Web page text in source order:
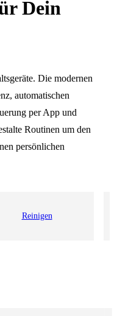
Dein
Die modernen
automatischen
per App und
Routinen um den
persönlichen
Reinigen